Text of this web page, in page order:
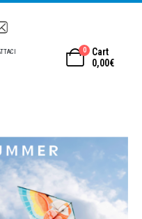
0
Cart
0,00€